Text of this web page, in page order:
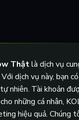
Thậtlà dịch vụ
dịch vụ này, bạn
nhiên. Tài khoản
những cá nhân,
hiệu quả. Chúng